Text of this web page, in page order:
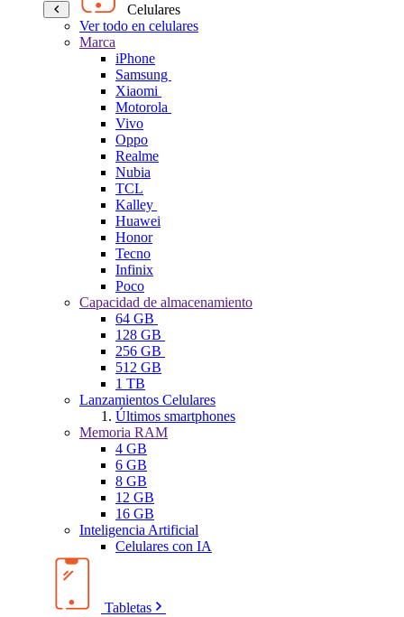
Celulares
Ver todo en celulares
Marca
iPhone
Samsung
Xiaomi
Motorola
Vivo
Oppo
Realme
Nubia
TCL
Kalley
Huawei
Honor
Tecno
Infinix
Poco
Capacidad de almacenamiento
64 GB
128 GB
256 GB
512 GB
1 TB
Lanzamientos Celulares
Últimos smartphones
Memoria RAM
4 GB
6 GB
8 GB
12 GB
16 GB
Inteligencia Artificial
Celulares con IA
Tabletas